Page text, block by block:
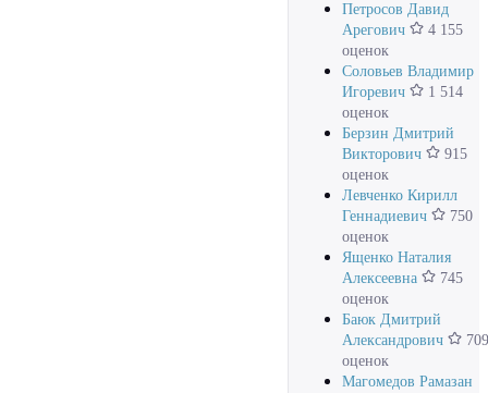
Петросов Давид
Арегович
4 155
оценок
Соловьев Владимир
Игоревич
1 514
оценок
Берзин Дмитрий
Викторович
915
оценок
Левченко Кирилл
Геннадиевич
750
оценок
Ященко Наталия
Алексеевна
745
оценок
Баюк Дмитрий
Александрович
709
оценок
Магомедов Рамазан